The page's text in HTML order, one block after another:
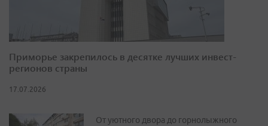
Приморье закрепилось в десятке лучших инвест-
регионов страны
17.07.2026
От уютного двора до горнолыжного